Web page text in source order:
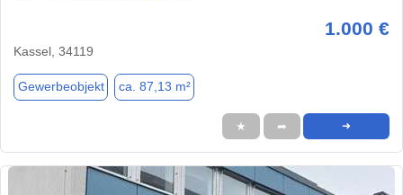
1.000 €
Kassel, 34119
Gewerbeobjekt ca. 87,13 m²
★ ➦ ➜